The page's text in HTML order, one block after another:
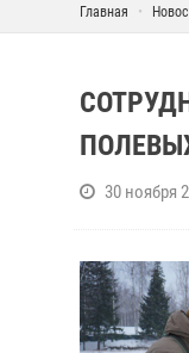
Главная
30 ноября